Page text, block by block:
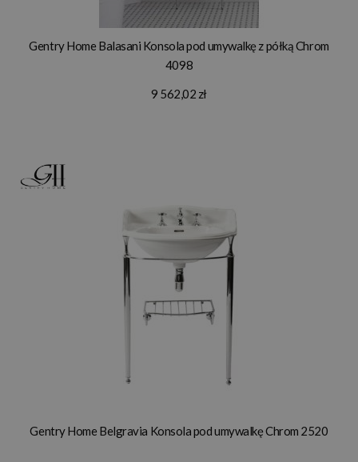
Gentry Home Balasani Konsola pod umywalkę z półką Chrom
4098
9 562,02 zł
Gentry Home Belgravia Konsola pod umywalkę Chrom 2520